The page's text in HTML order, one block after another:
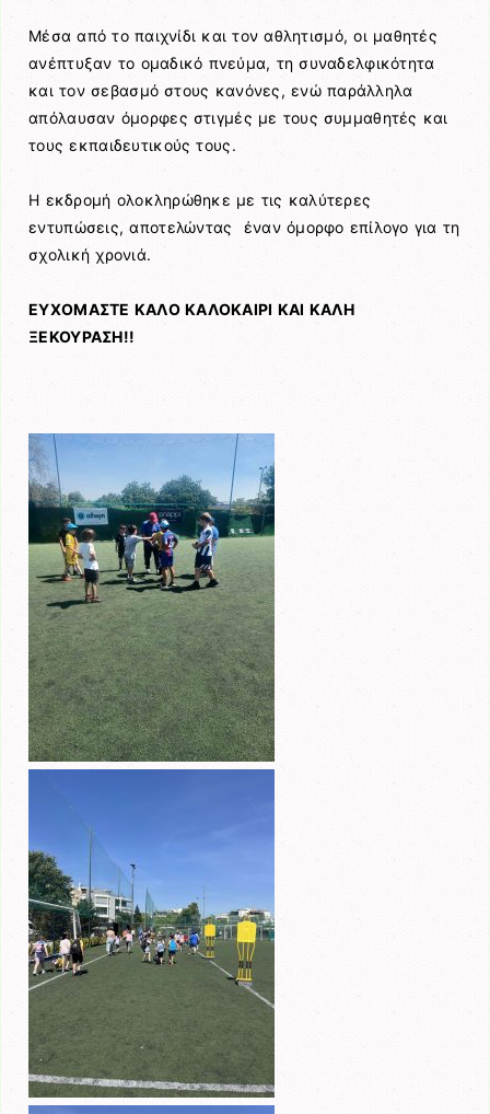
Μέσα από το παιχνίδι και τον αθλητισμό, οι μαθητές
ανέπτυξαν το ομαδικό πνεύμα, τη συναδελφικότητα
και τον σεβασμό στους κανόνες, ενώ παράλληλα
απόλαυσαν όμορφες στιγμές με τους συμμαθητές και
τους εκπαιδευτικούς τους.
Η εκδρομή ολοκληρώθηκε με τις καλύτερες
εντυπώσεις, αποτελώντας έναν όμορφο επίλογο για τη
σχολική χρονιά.
ΕΥΧΟΜΑΣΤΕ ΚΑΛΟ ΚΑΛΟΚΑΙΡΙ ΚΑΙ ΚΑΛΗ
ΞΕΚΟΥΡΑΣΗ!!